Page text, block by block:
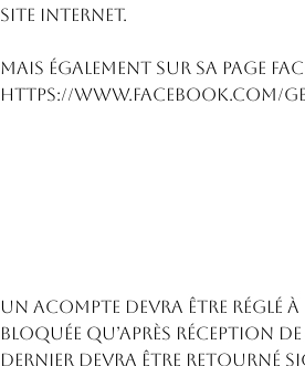
site internet.
Mais également sur sa page
https://www.facebook.com/
Un acompte devra être réglé à
bloquée qu’après réception
dernier devra être retourné